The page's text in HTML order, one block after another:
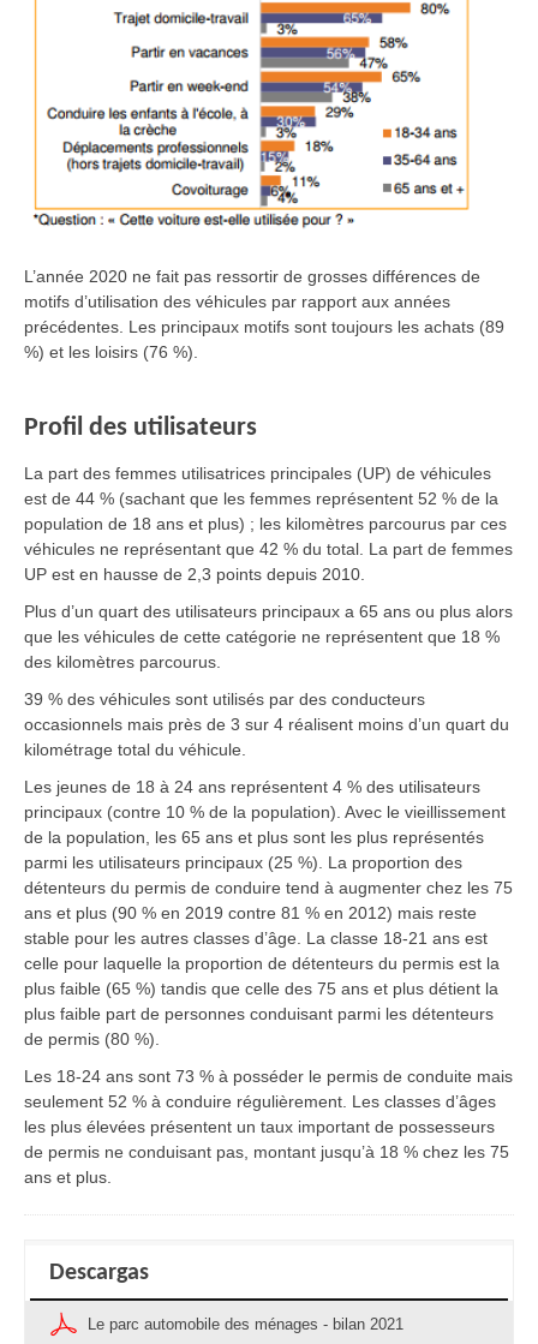
L’année 2020 ne fait pas ressortir de grosses différences de
motifs d’utilisation des véhicules par rapport aux années
précédentes. Les principaux motifs sont toujours les achats (89
%) et les loisirs (76 %).
Profil des utilisateurs
La part des femmes utilisatrices principales (UP) de véhicules
est de 44 % (sachant que les femmes représentent 52 % de la
population de 18 ans et plus) ; les kilomètres parcourus par ces
véhicules ne représentant que 42 % du total. La part de femmes
UP est en hausse de 2,3 points depuis 2010.
Plus d’un quart des utilisateurs principaux a 65 ans ou plus alors
que les véhicules de cette catégorie ne représentent que 18 %
des kilomètres parcourus.
39 % des véhicules sont utilisés par des conducteurs
occasionnels mais près de 3 sur 4 réalisent moins d’un quart du
kilométrage total du véhicule.
Les jeunes de 18 à 24 ans représentent 4 % des utilisateurs
principaux (contre 10 % de la population). Avec le vieillissement
de la population, les 65 ans et plus sont les plus représentés
parmi les utilisateurs principaux (25 %). La proportion des
détenteurs du permis de conduire tend à augmenter chez les 75
ans et plus (90 % en 2019 contre 81 % en 2012) mais reste
stable pour les autres classes d’âge. La classe 18-21 ans est
celle pour laquelle la proportion de détenteurs du permis est la
plus faible (65 %) tandis que celle des 75 ans et plus détient la
plus faible part de personnes conduisant parmi les détenteurs
de permis (80 %).
Les 18-24 ans sont 73 % à posséder le permis de conduite mais
seulement 52 % à conduire régulièrement. Les classes d’âges
les plus élevées présentent un taux important de possesseurs
de permis ne conduisant pas, montant jusqu’à 18 % chez les 75
ans et plus
Descargas
Le parc automobile des ménages - bilan 2021